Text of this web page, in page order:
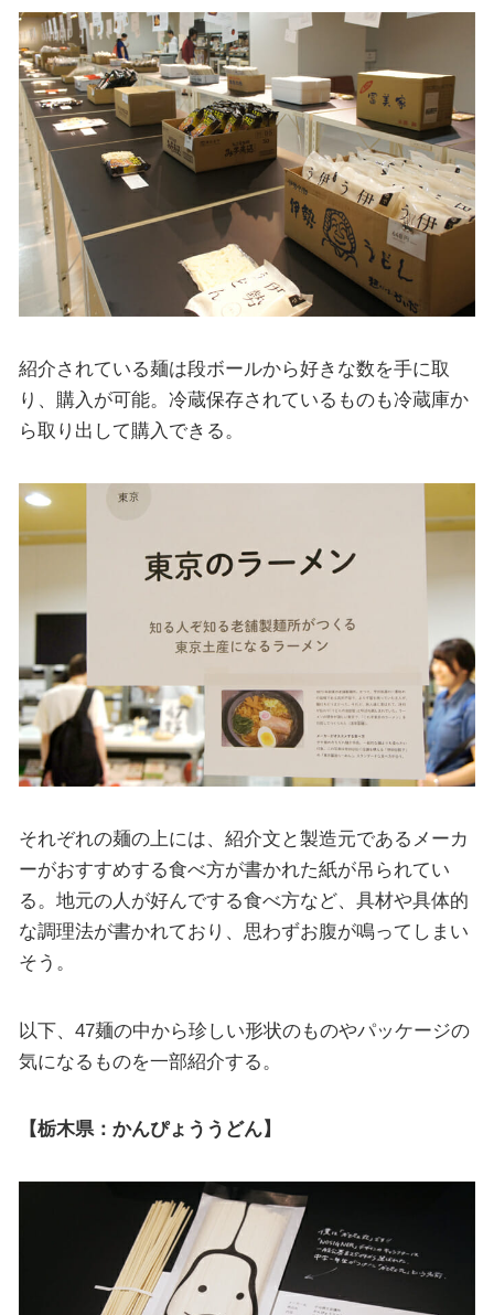
紹介されている麺は段ボールから好きな数を手に取
り、購入が可能。冷蔵保存されているものも冷蔵庫か
ら取り出して購入できる。
それぞれの麺の上には、紹介文と製造元であるメーカ
ーがおすすめする食べ方が書かれた紙が吊られてい
る。地元の人が好んでする食べ方など、具材や具体的
な調理法が書かれており、思わずお腹が鳴ってしまい
そう。
以下、47麺の中から珍しい形状のものやパッケージの
気になるものを一部紹介する。
【栃木県：かんぴょううどん】